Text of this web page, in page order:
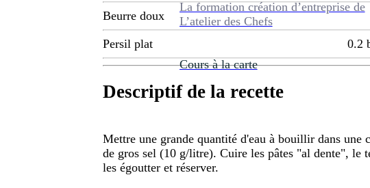
La formation création d’entreprise de
L’atelier des Chefs
Cours à la carte
Beurre doux
Persil plat 0.2
Descriptif de la recette
Mettre une grande quantité d'eau à bouillir dans une
de gros sel (10 g/litre). Cuire les pâtes "al dente", le
les égoutter et réserver.